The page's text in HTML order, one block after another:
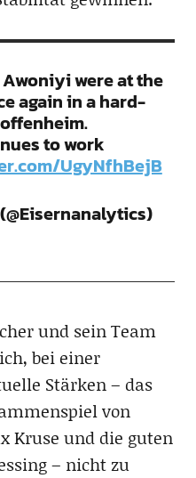
were at the
again in a hard-
to work
UgyNfhBejB
und sein Team
bei einer
Stärken – das
von
Kruse und die guten
– nicht zu